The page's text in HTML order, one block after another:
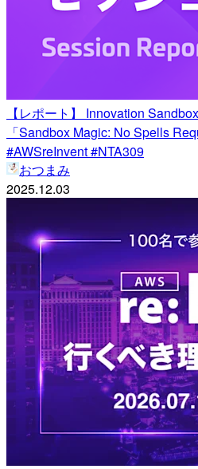
【レポート】 Innovation
「Sandbox Magic: No Spells
#AWSreInvent #NTA309
おつまみ
2025.12.03